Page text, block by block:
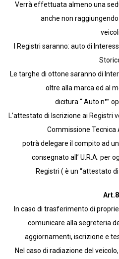
Verrà effettuata almeno una
anche non
veicoli.
I Registri saranno: auto di
Le targhe di ottone saranno di
oltre alla marca ed al
dicitura “ Auto n°”
L’attestato di Iscrizione ai Registri
Commissione Tecnica
potrà delegare il compito ad
consegnato all’ U.R.A. per
Registri ( è un “attestato di
Art.8
In caso di trasferimento di
comunicare alla segreteria
aggiornamenti, iscrizione e
Nel caso di radiazione del